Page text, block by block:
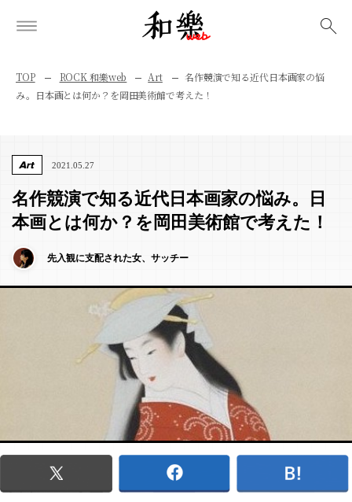
TOP ROCK 和樂web Art
名作競演で知る近代日本画家の悩
み。日本画とは何か？を岡田美術館で考えた！
Art 2021.05.27
名作競演で知る近代日本画家の悩み。日
本画とは何か？を岡田美術館で考えた！
先入観に支配された女、サッチー